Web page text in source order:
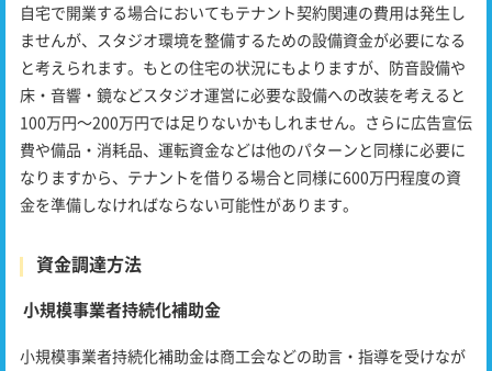
自宅で開業する場合においてもテナント契約関連の費用は発生し
ませんが、スタジオ環境を整備するための設備資金が必要になる
と考えられます。もとの住宅の状況にもよりますが、防音設備や
床・音響・鏡などスタジオ運営に必要な設備への改装を考えると
100万円～200万円では足りないかもしれません。さらに広告宣伝
費や備品・消耗品、運転資金などは他のパターンと同様に必要に
なりますから、テナントを借りる場合と同様に600万円程度の資
金を準備しなければならない可能性があります。
資金調達方法
小規模事業者持続化補助金
小規模事業者持続化補助金は商工会などの助言・指導を受けなが